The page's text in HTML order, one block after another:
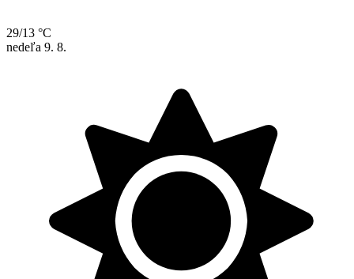
29/13 °C
nedeľa 9. 8.